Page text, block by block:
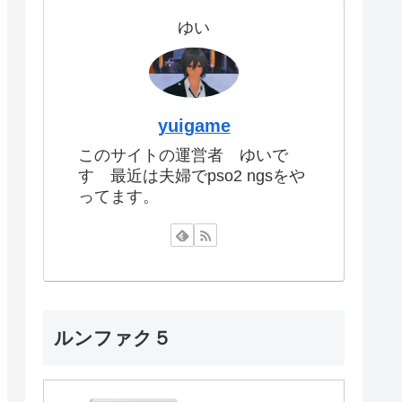
ゆい
yuigame
このサイトの運営者 ゆいで
す 最近は夫婦でpso2 ngsをや
ってます。
ルンファク５